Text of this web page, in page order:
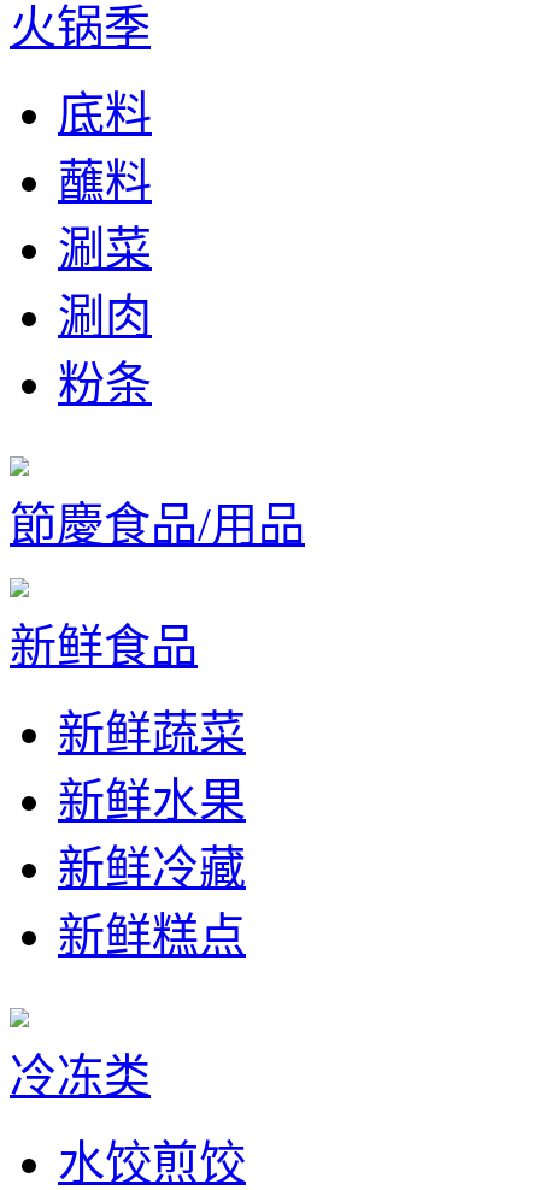
火锅季
底料
蘸料
涮菜
涮肉
粉条
節慶食品/用品
新鲜食品
新鲜蔬菜
新鲜水果
新鲜冷藏
新鲜糕点
冷冻类
水饺煎饺